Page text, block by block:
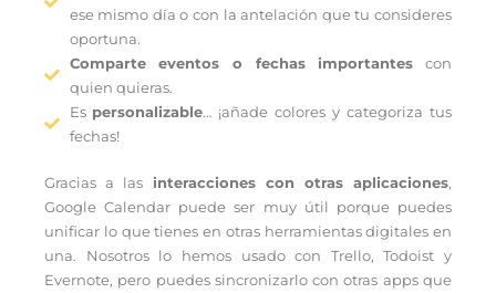
ese mismo día o con la antelación que tu consideres
oportuna.
Comparte eventos o fechas importantes con
quien quieras.
Es personalizable… ¡añade colores y categoriza tus
fechas!
Gracias a las interacciones con otras aplicaciones,
Google Calendar puede ser muy útil porque puedes
unificar lo que tienes en otras herramientas digitales en
una. Nosotros lo hemos usado con Trello, Todoist y
Evernote, pero puedes sincronizarlo con otras apps que